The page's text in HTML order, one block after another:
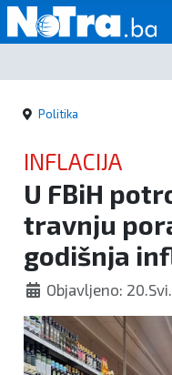
Početna
Vijesti
Sport
Kultura
Crna
kronika
Politika
Politika
INFLACIJA
U FBiH
travnju
godišnja
Objavljeno: